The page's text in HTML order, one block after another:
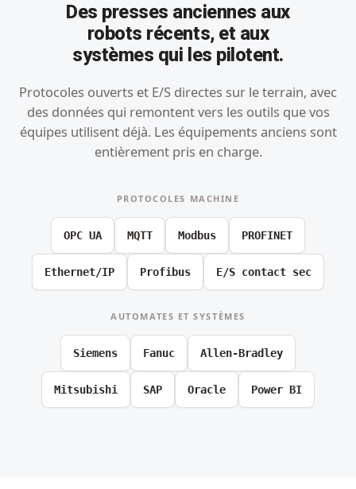
Des presses anciennes aux
robots récents, et aux
systèmes qui les pilotent.
Protocoles ouverts et E/S directes sur le terrain, avec
des données qui remontent vers les outils que vos
équipes utilisent déjà. Les équipements anciens sont
entièrement pris en charge.
PROTOCOLES MACHINE
OPC UA MQTT Modbus PROFINET
Ethernet/IP Profibus E/S contact sec
AUTOMATES ET SYSTÈMES
Siemens Fanuc Allen-Bradley
Mitsubishi SAP Oracle Power BI